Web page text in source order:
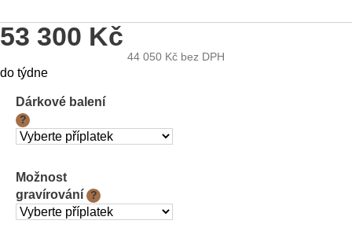
53 300 Kč
44 050 Kč bez DPH
Měrná
do týdne
Dárkové balení
?
Možnost
gravírování
?